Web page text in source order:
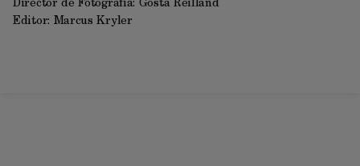
Editor: Marcus Kryler